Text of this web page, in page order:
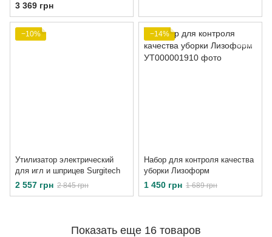
3 369 грн
−10%
Утилизатор электрический
для игл и шприцев Surgitech
2 557 грн 2 845 грн
−14%
Набор для контроля качества
уборки Лизоформ
1 450 грн 1 689 грн
Показать еще 16 товаров